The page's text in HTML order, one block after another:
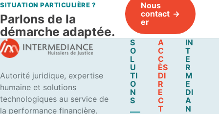
SITUATION PARTICULIÈRE ?
Parlons de la
démarche adaptée.
Nous
contact
er
Autorité juridique, expertise
humaine et solutions
technologiques au service de
la performance financière.
S
O
L
U
TI
O
N
S
A
C
C
ÈS
DI
R
E
C
T
IN
T
E
R
M
E
DI
A
N